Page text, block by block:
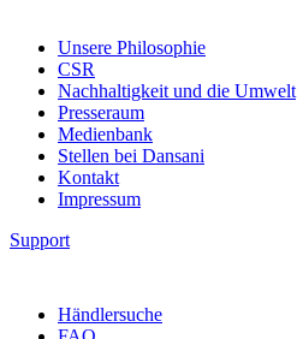
Unsere Philosophie
CSR
Nachhaltigkeit und die Umwelt
Presseraum
Medienbank
Stellen bei Dansani
Kontakt
Impressum
Support
Händlersuche